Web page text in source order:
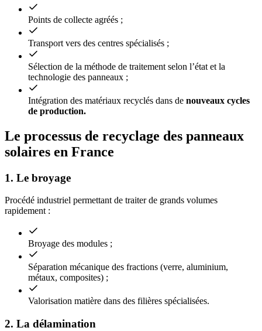
Points de collecte agréés ;
Transport vers des centres spécialisés ;
Sélection de la méthode de traitement selon l’état et la
technologie des panneaux ;
Intégration des matériaux recyclés dans de nouveaux cycles
de production.
Le processus de recyclage des panneaux
solaires en France
1. Le broyage
Procédé industriel permettant de traiter de grands volumes
rapidement :
Broyage des modules ;
Séparation mécanique des fractions (verre, aluminium,
métaux, composites) ;
Valorisation matière dans des filières spécialisées.
2. La délamination